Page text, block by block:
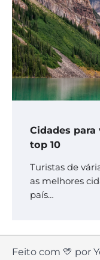
Cidades
top 10
Turistas de
as melhores
país…
Feito com 💛 por